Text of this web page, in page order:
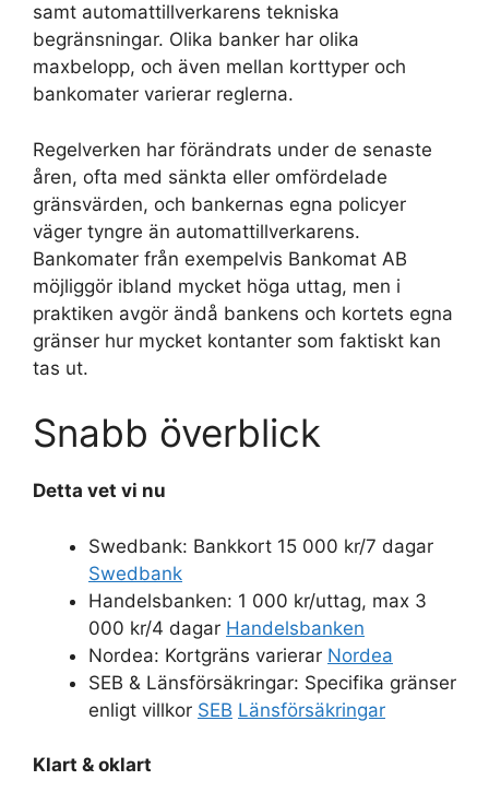
samt automattillverkarens tekniska
begränsningar. Olika banker har olika
maxbelopp, och även mellan korttyper och
bankomater varierar reglerna.
Regelverken har förändrats under de senaste
åren, ofta med sänkta eller omfördelade
gränsvärden, och bankernas egna policyer
väger tyngre än automattillverkarens.
Bankomater från exempelvis Bankomat AB
möjliggör ibland mycket höga uttag, men i
praktiken avgör ändå bankens och kortets egna
gränser hur mycket kontanter som faktiskt kan
tas ut.
Snabb överblick
Detta vet vi nu
Swedbank: Bankkort 15 000 kr/7 dagar
Swedbank
Handelsbanken: 1 000 kr/uttag, max 3
000 kr/4 dagar Handelsbanken
Nordea: Kortgräns varierar Nordea
SEB & Länsförsäkringar: Specifika gränser
enligt villkor SEB Länsförsäkringar
Klart & oklart